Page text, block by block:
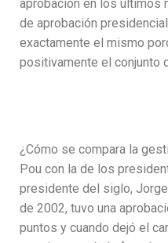
aprobación en los últimos
de aprobación
exactamente el mismo
positivamente el conjunto
¿Cómo se compara la
Pou con la de los
presidente del siglo,
de 2002, tuvo una
puntos y cuando dejó el